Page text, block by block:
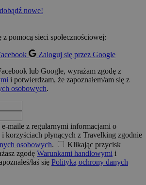
nowe!
pomocą sieci społecznościowej:
Zaloguj się przez Google
lub Google, wyrażam zgodę z
i potwierdzam, że zapoznałem/am się z
osobowych.
maile z regularnymi informacjami o
korzyściach płynących z Travelking zgodnie
osobowych.
Klikając przycisk
zgodę Warunkami handlowymi i
łaś się Polityką ochrony danych